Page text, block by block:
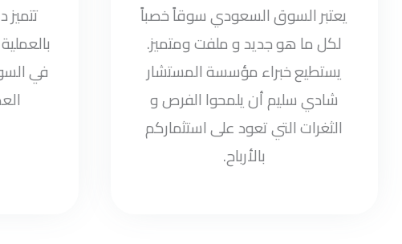
يعتبر السوق السعودي سوقاً خصباً
لكل ما هو جديد و ملفت ومتميز.
يستطيع خبراء مؤسسة المستشار
شادي سليم أن يلمحوا الفرص و
الثغرات التي تعود على استثماركم
بالأرباح.
في